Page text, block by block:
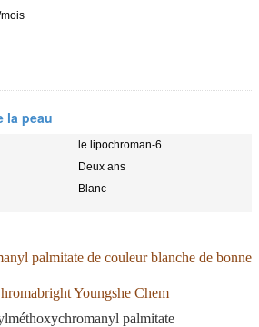
la peau
le lipochroman-6
Deux ans
Blanc
palmitate de couleur blanche de bonne
Youngshe Chem
palmitate